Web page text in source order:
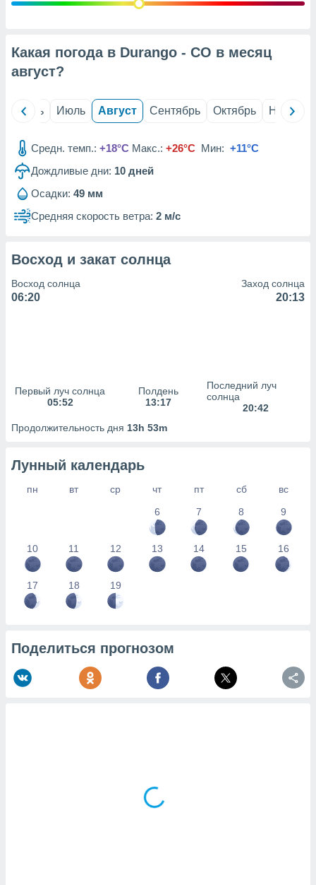
данных
рекламы
сведения
Какая погода в Durango - CO в месяц
август?
Июнь Июль Август Сентябрь Октябрь Ноябрь
Средн. темп.: +18°C Макс.: +26°C Мин: +11°C
Дождливые дни: 10 дней
Осадки: 49 мм
Средняя скорость ветра: 2 м/с
Восход и закат солнца
Восход солнца
06:20
Заход солнца
20:13
Первый луч солнца
05:52
Полдень
13:17
Последний луч
солнца
20:42
Продолжительность дня 13h 53m
Лунный календарь
пн вт ср чт пт сб
вс
6
7 8 9
10 11 12 13 14 15 16
17 18 19
Поделиться прогнозом